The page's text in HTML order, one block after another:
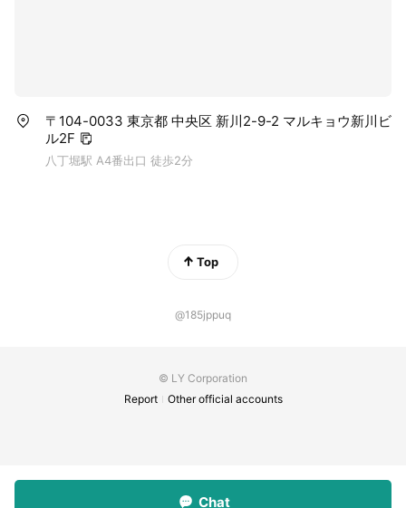
〒104-0033 東京都 中央区 新川2-9-2 マルキョウ新川ビ
ル2F
八丁堀駅 A4番出口 徒歩2分
Top
@185jppuq
© LY Corporation
Report
Other official accounts
Chat